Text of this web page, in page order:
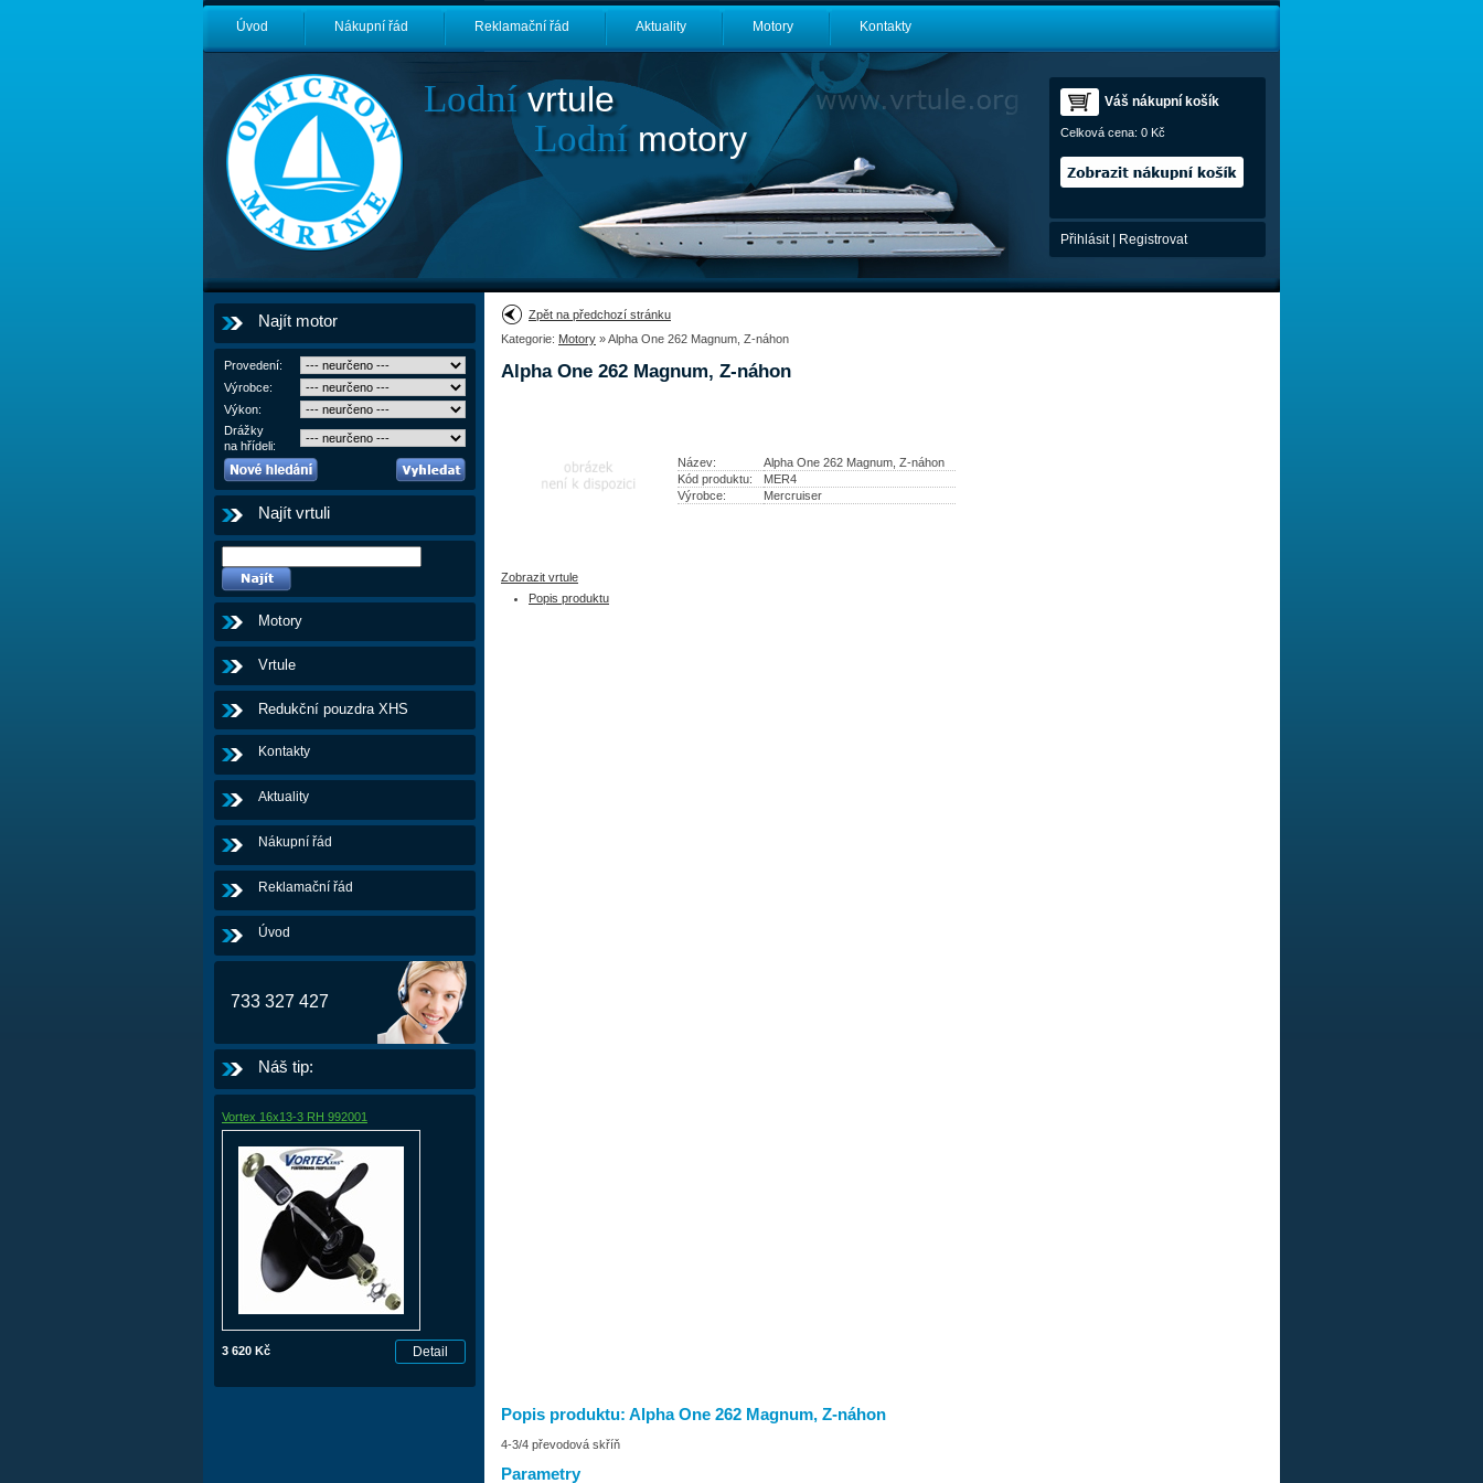
Úvod Nákupní řád Reklamační řád Aktuality Motory Kontakty
Lodnívrtule
Lodnímotory
Váš nákupní košík
Celková cena: 0 Kč
Přihlásit| Registrovat
Najít motor
Provedení:
Výrobce:
Výkon:
Drážky
na hřídeli:
Najít vrtuli
Motory
Vrtule
Redukční pouzdra XHS
Kontakty
Aktuality
Nákupní řád
Reklamační řád
Úvod
733 327 427
Náš tip:
Vortex 16x13-3 RH 992001
3 620 Kč
Zpět na předchozí stránku
Kategorie: Motory » Alpha One 262 Magnum, Z-náhon
Alpha One 262 Magnum, Z-náhon
Název:
Alpha One 262 Magnum, Z-náhon
Kód produktu:
MER4
Výrobce:
Mercruiser
Zobrazit vrtule
Popis produktu
Popis produktu: Alpha One 262 Magnum, Z-náhon
4-3/4 převodová skříň
Parametry